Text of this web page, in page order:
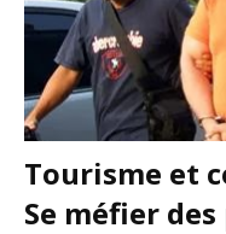
Tourisme et
Se méfier